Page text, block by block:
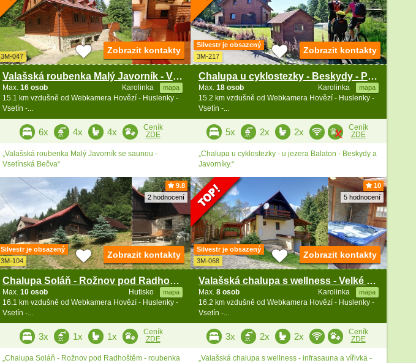
3M-047
Valašská roubenka Malý Javorník - Vsetínska Bečva
Karolinka mapa
Max. 16 osob
15.1 km vzdušně od Webkamera Hovězí - Huslenky -
Vsetín -...
Zobrazit kontakty
6x 4x 4x
Ceník
ZDE
„Valašská roubenka Malý Javorník se saunou -
Vsetínská Bečva“
Silvestr je obsazený
3M-217
Chalupa u cyklostezky - Beskydy - Pluskoveček
Karolinka mapa
Max. 18 osob
15.2 km vzdušně od Webkamera Hovězí - Huslenky -
Vsetín -...
Zobrazit kontakty
5x 2x 2x
Ceník
ZDE
„Chalupa u cyklostezky - u jezera Balaton - Beskydy a
Javorníky.“
9.8
2 hodnocení
Silvestr je obsazený
3M-104
Chalupa Soláň - Rožnov pod Radhoštěm - Beskydy
Hutisko mapa
Max. 10 osob
16.1 km vzdušně od Webkamera Hovězí - Huslenky -
Vsetín -...
Zobrazit kontakty
3x 1x 1x
Ceník
ZDE
„Chalupa Soláň - Rožnov pod Radhoštěm - roubenka
10
5 hodnocení
Silvestr je obsazený
3M-068
Valašská chalupa s wellness - Velké Karlovice
Karolinka mapa
Max. 8 osob
16.2 km vzdušně od Webkamera Hovězí - Huslenky -
Vsetín -...
Zobrazit kontakty
3x 2x 2x
Ceník
ZDE
„Valašská chalupa s wellness - infrasauna a vířivka -